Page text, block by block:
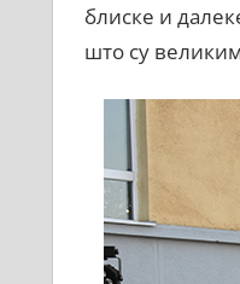
блиске и
што су